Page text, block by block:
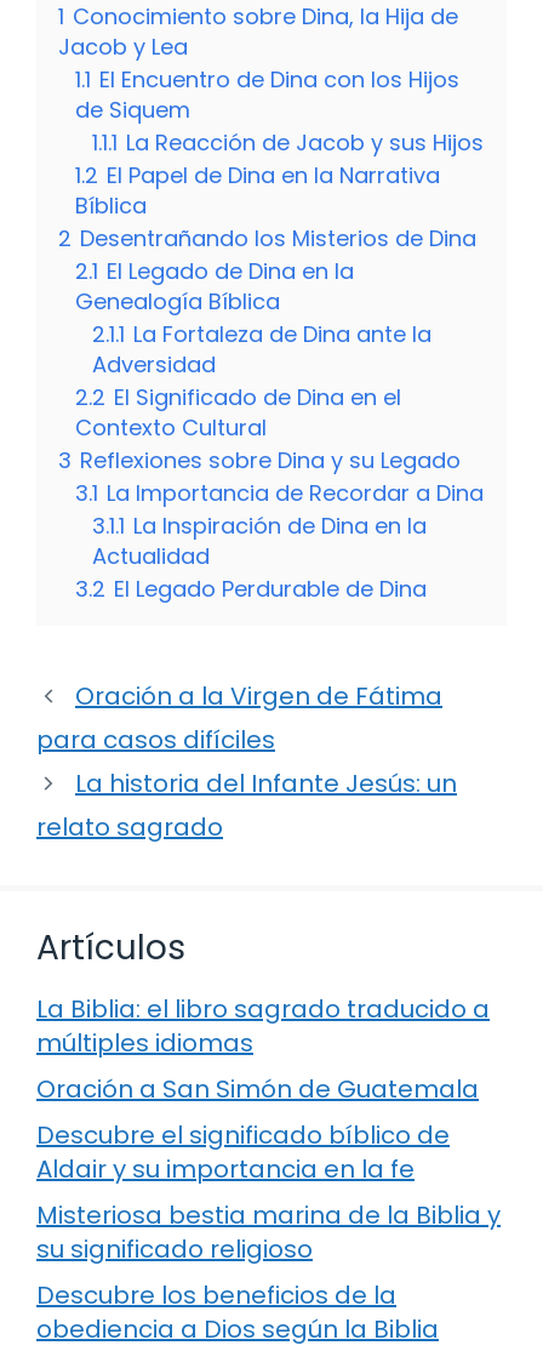
1 Conocimiento sobre Dina, la Hija de
Jacob y Lea
1.1 El Encuentro de Dina con los Hijos
de Siquem
1.1.1 La Reacción de Jacob y sus Hijos
1.2 El Papel de Dina en la Narrativa
Bíblica
2 Desentrañando los Misterios de Dina
2.1 El Legado de Dina en la
Genealogía Bíblica
2.1.1 La Fortaleza de Dina ante la
Adversidad
2.2 El Significado de Dina en el
Contexto Cultural
3 Reflexiones sobre Dina y su Legado
3.1 La Importancia de Recordar a Dina
3.1.1 La Inspiración de Dina en la
Actualidad
3.2 El Legado Perdurable de Dina
Oración a la Virgen de Fátima
para casos difíciles
La historia del Infante Jesús: un
relato sagrado
Artículos
La Biblia: el libro sagrado traducido a
múltiples idiomas
Oración a San Simón de Guatemala
Descubre el significado bíblico de
Aldair y su importancia en la fe
Misteriosa bestia marina de la Biblia y
su significado religioso
Descubre los beneficios de la
obediencia a Dios según la Biblia